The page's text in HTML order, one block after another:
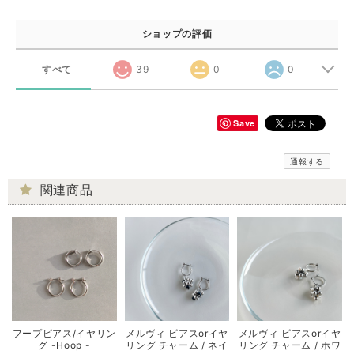
ショップの評価
すべて 39 0 0
Save
通報する
関連商品
フープピアス/イヤリン
グ -Hoop -
メルヴィ ピアスorイヤ
リング チャーム / ネイ
メルヴィ ピアスorイヤ
リング チャーム / ホワ